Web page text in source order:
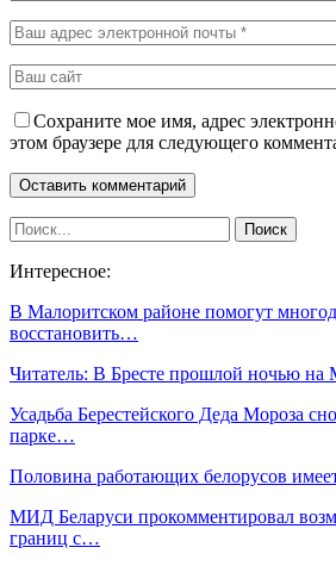
Сохраните мое имя, адрес
этом браузере для следующего
Интересное:
В Малоритском районе помогут
восстановить…
Читатель: В Бресте прошлой ночью
Усадьба Берестейского Деда Мороза
парке…
Половина работающих белорусов
МИД Беларуси прокомментировал
границ с…